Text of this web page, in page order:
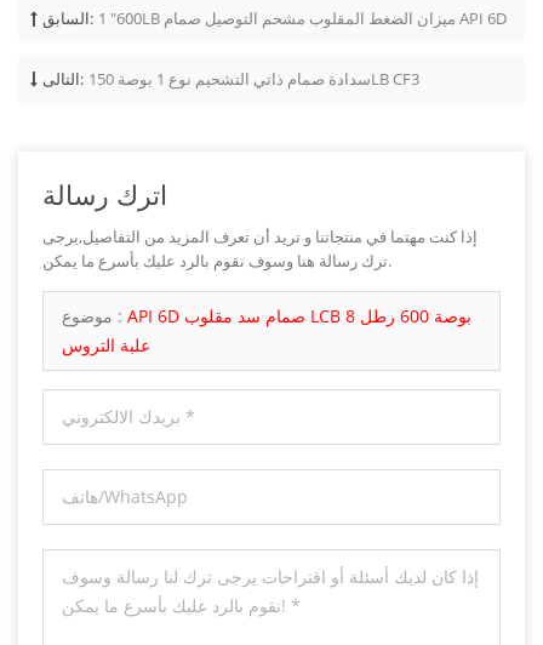
السابق: 1 "600LB ميزان الضغط المقلوب مشحم التوصيل صمام API 6D
التالى: سدادة صمام ذاتي التشحيم نوع 1 بوصة 150LB CF3
اترك رسالة
إذا كنت مهتما في منتجاتنا و تريد أن تعرف المزيد من التفاصيل,يرجى
ترك رسالة هنا وسوف نقوم بالرد عليك بأسرع ما يمكن.
موضوع : API 6D صمام سد مقلوب LCB 8 بوصة 600 رطل
علبة التروس